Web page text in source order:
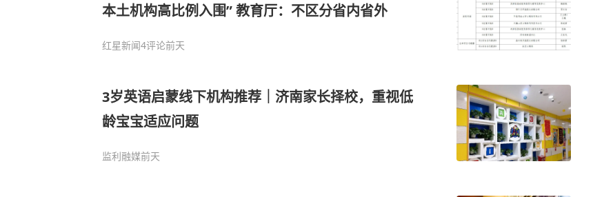
本土机构高比例入围” 教育厅：不区分省内省外
红星新闻4评论前天
3岁英语启蒙线下机构推荐｜济南家长择校，重视低
龄宝宝适应问题
监利融媒前天